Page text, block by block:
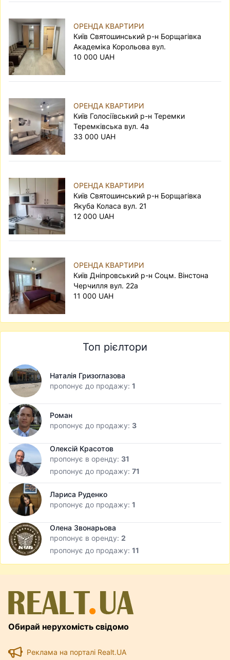
ОРЕНДА КВАРТИРИ
Київ Святошинський р-н Борщагівка
Академіка Корольова вул.
10 000 UAH
ОРЕНДА КВАРТИРИ
Київ Голосіївський р-н Теремки
Теремківська вул. 4а
33 000 UAH
ОРЕНДА КВАРТИРИ
Київ Святошинський р-н Борщагівка
Якуба Коласа вул. 21
12 000 UAH
ОРЕНДА КВАРТИРИ
Київ Дніпровський р-н Соцм. Вінстона
Черчилля вул. 22а
11 000 UAH
Топ рієлтори
Наталія Гризоглазова
пропонує до продажу: 1
Роман
пропонує до продажу: 3
Олексій Красотов
пропонує в оренду: 31
пропонує до продажу: 71
Лариса Руденко
пропонує до продажу: 1
Олена Звонарьова
пропонує в оренду: 2
пропонує до продажу: 11
Обирай нерухомість свідомо
Реклама на порталі Realt.UA